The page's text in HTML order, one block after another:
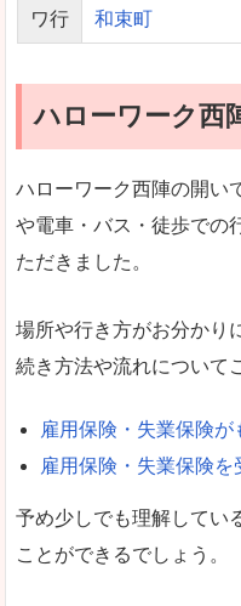
ワ行 和束町
ハローワーク西
ハローワーク西陣の開い
や電車・バス・徒歩での
ただきました。
場所や行き方がお分かり
続き方法や流れについて
雇用保険・失業保険が
雇用保険・失業保険
予め少しでも理解してい
ことができるでしょう。